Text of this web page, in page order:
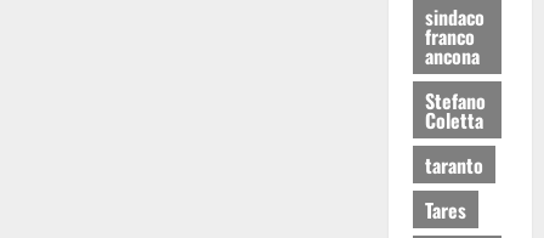
sindaco
franco
ancona
Stefano
Coletta
taranto
Tares